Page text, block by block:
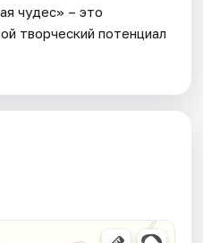
чудес» – это
творческий потенциал